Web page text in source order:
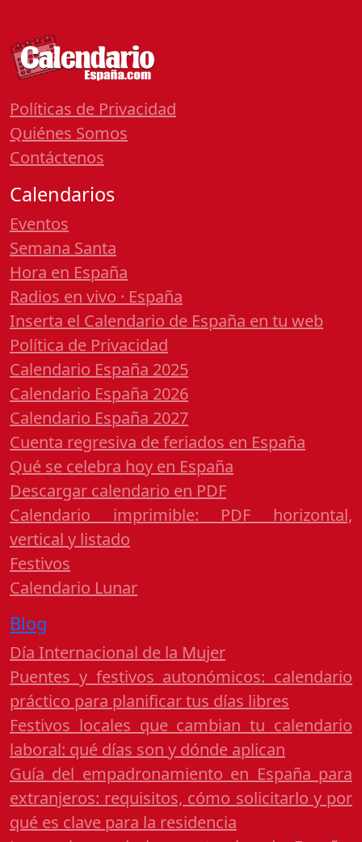
Políticas de Privacidad
Quiénes Somos
Contáctenos
Calendarios
Eventos
Semana Santa
Hora en España
Radios en vivo · España
Inserta el Calendario de España en tu web
Política de Privacidad
Calendario España 2025
Calendario España 2026
Calendario España 2027
Cuenta regresiva de feriados en España
Qué se celebra hoy en España
Descargar calendario en PDF
Calendario imprimible: PDF horizontal,
vertical y listado
Festivos
Calendario Lunar
Blog
Día Internacional de la Mujer
Puentes y festivos autonómicos: calendario
práctico para planificar tus días libres
Festivos locales que cambian tu calendario
laboral: qué días son y dónde aplican
Guía del empadronamiento en España para
extranjeros: requisitos, cómo solicitarlo y por
qué es clave para la residencia